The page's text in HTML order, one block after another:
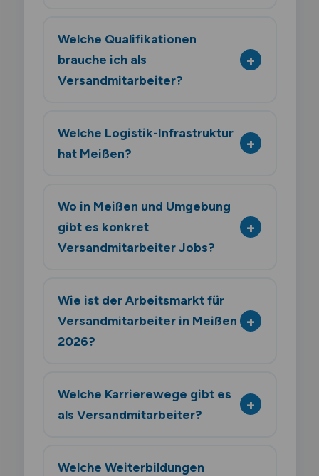
Welche Qualifikationen
brauche ich als
Versandmitarbeiter?
Welche Logistik-Infrastruktur
hat Meißen?
Wo in Meißen und Umgebung
gibt es konkret
Versandmitarbeiter Jobs?
Wie ist der Arbeitsmarkt für
Versandmitarbeiter in Meißen
2026?
Welche Karrierewege gibt es
als Versandmitarbeiter?
Welche Weiterbildungen